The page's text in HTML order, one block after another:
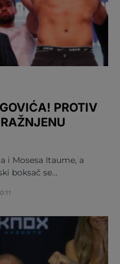
PROTIV
i Mosesa Itaume, a
boksač se…